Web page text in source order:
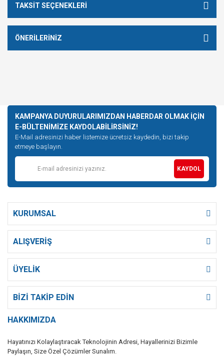
TAKSIT SEÇENEKLERI
ÖNERILERINIZ
KAMPANYA DUYURULARIMIZDAN HABERDAR OLMAK İÇİN
E-BÜLTENİMİZE KAYDOLABİLİRSİNİZ!
E-Mail adresinizi haber listemize ücretsiz kaydedin, bizi takip
etmeye başlayın.
KAYDOL
KURUMSAL
ALIŞVERİŞ
ÜYELİK
BİZİ TAKİP EDİN
HAKKIMIZDA
Hayatınızı Kolaylaştıracak Teknolojinin Adresi, Hayallerinizi Bizimle
Paylaşın, Size Özel Çözümler Sunalım.